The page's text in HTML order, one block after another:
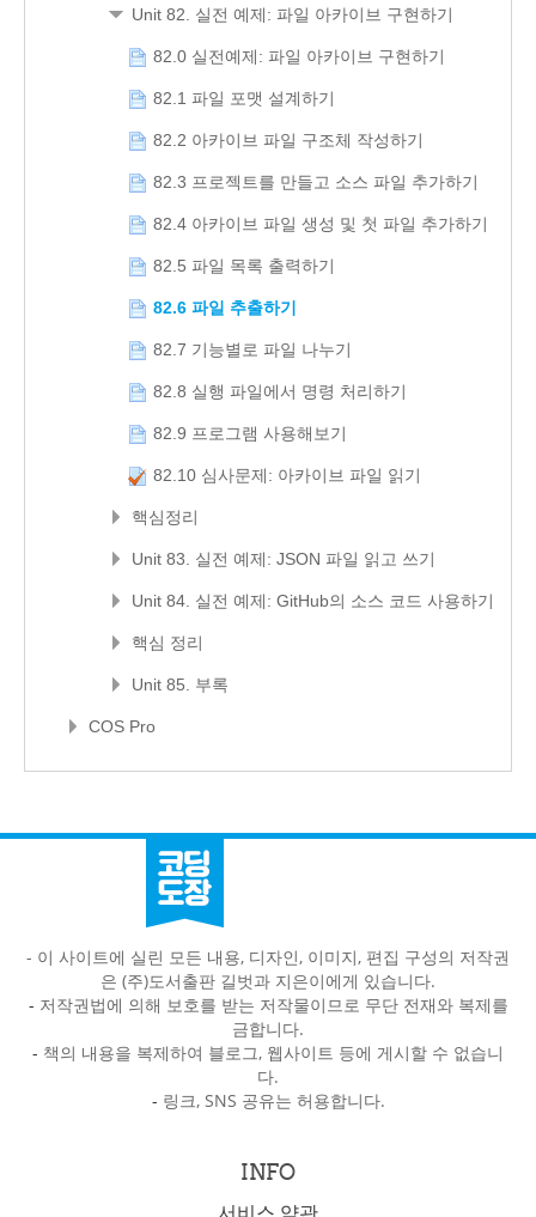
Unit 82. 실전 예제: 파일 아카이브 구현하기
82.0 실전예제: 파일 아카이브 구현하기
82.1 파일 포맷 설계하기
82.2 아카이브 파일 구조체 작성하기
82.3 프로젝트를 만들고 소스 파일 추가하기
82.4 아카이브 파일 생성 및 첫 파일 추가하기
82.5 파일 목록 출력하기
82.6 파일 추출하기
82.7 기능별로 파일 나누기
82.8 실행 파일에서 명령 처리하기
82.9 프로그램 사용해보기
82.10 심사문제: 아카이브 파일 읽기
핵심정리
Unit 83. 실전 예제: JSON 파일 읽고 쓰기
Unit 84. 실전 예제: GitHub의 소스 코드 사용하기
핵심 정리
Unit 85. 부록
COS Pro
- 이 사이트에 실린 모든 내용, 디자인, 이미지, 편집 구성의 저작권
은 (주)도서출판 길벗과 지은이에게 있습니다.
- 저작권법에 의해 보호를 받는 저작물이므로 무단 전재와 복제를
금합니다.
- 책의 내용을 복제하여 블로그, 웹사이트 등에 게시할 수 없습니
다.
- 링크, SNS 공유는 허용합니다.
INFO